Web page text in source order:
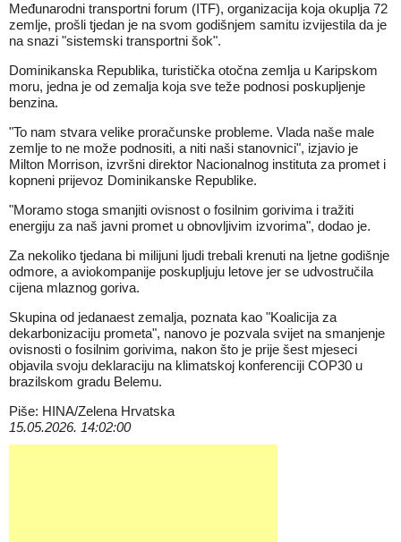
Međunarodni transportni forum (ITF), organizacija koja okuplja 72
zemlje, prošli tjedan je na svom godišnjem samitu izvijestila da je
na snazi "sistemski transportni šok".
Dominikanska Republika, turistička otočna zemlja u Karipskom
moru, jedna je od zemalja koja sve teže podnosi poskupljenje
benzina.
"To nam stvara velike proračunske probleme. Vlada naše male
zemlje to ne može podnositi, a niti naši stanovnici", izjavio je
Milton Morrison, izvršni direktor Nacionalnog instituta za promet i
kopneni prijevoz Dominikanske Republike.
"Moramo stoga smanjiti ovisnost o fosilnim gorivima i tražiti
energiju za naš javni promet u obnovljivim izvorima", dodao je.
Za nekoliko tjedana bi milijuni ljudi trebali krenuti na ljetne godišnje
odmore, a aviokompanije poskupljuju letove jer se udvostručila
cijena mlaznog goriva.
Skupina od jedanaest zemalja, poznata kao "Koalicija za
dekarbonizaciju prometa", nanovo je pozvala svijet na smanjenje
ovisnosti o fosilnim gorivima, nakon što je prije šest mjeseci
objavila svoju deklaraciju na klimatskoj konferenciji COP30 u
brazilskom gradu Belemu.
Piše: HINA/Zelena Hrvatska
15.05.2026. 14:02:00